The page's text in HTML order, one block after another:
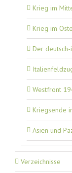
Krieg im
Krieg im
Der
Westfront
Kriegsende
Asien und
Verzeichnisse